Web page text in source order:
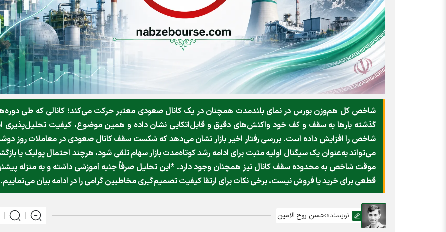
شاخص کل هم‌وزن بورس در نمای بلندمدت همچنان در یک کانال صعودی معتبر حرکت می‌کند؛ کانالی که طی
گذشته بارها به سقف و کف خود واکنش‌های دقیق و قابل‌اتکایی نشان داده و همین موضوع، کیفیت تحلیل‌پذیری
شاخص را افزایش داده است. بررسی رفتار اخیر بازار نشان می‌دهد که شکست سقف کانال صعودی در معاملات روز
می‌تواند به‌عنوان یک سیگنال اولیه مثبت برای ادامه رشد کوتاه‌مدت بازار سهام تلقی شود، هرچند احتمال پولبک یا
موقت شاخص به محدوده سقف کانال نیز همچنان وجود دارد. *این تحلیل صرفاً جنبه آموزشی داشته و به منزله
قطعی برای خرید یا فروش نیست، برخی نکات برای ارتقا کیفیت تصمیم‌گیری مخاطبین گرامی را در ادامه بیان
نویسنده:حسن روح الامین